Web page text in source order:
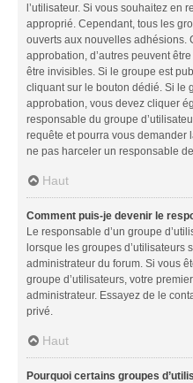
l’utilisateur. Si vous souhaitez en
approprié. Cependant, tous les
ouverts aux nouvelles adhésions.
approbation, d’autres peuvent
être invisibles. Si le groupe est
cliquant sur le bouton dédié. Si le
approbation, vous devez cliquer
responsable du groupe
requête et pourra vous demander
ne pas harceler un responsable
Haut
Comment puis-je devenir le
Le responsable d’un groupe
lorsque les groupes d’utilisateurs
administrateur du forum. Si vous
groupe d’utilisateurs, votre
administrateur. Essayez de le
privé.
Haut
Pourquoi certains groupes